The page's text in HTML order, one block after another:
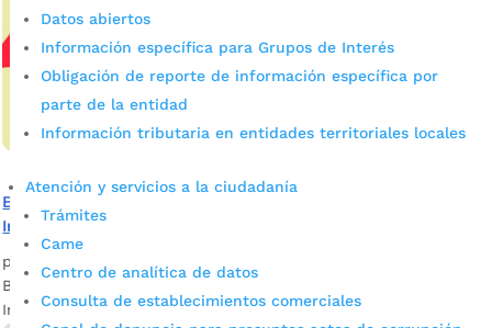
Datos abiertos
Información específica para Grupos de Interés
Obligación de reporte de información específica por
parte de la entidad
Información tributaria en entidades territoriales locales
Atención y servicios a la ciudadanía
Trámites
Came
Centro de analítica de datos
Consulta de establecimientos comerciales
Bucaramanga abre el telón para conmemorar el Día
Internacional del Teatro
por admin_prensa | Mar 25, 2025
Bucaramanga se viste de arte y cultura para celebrar el Día
Internacional del Teatro, con una programación especial.